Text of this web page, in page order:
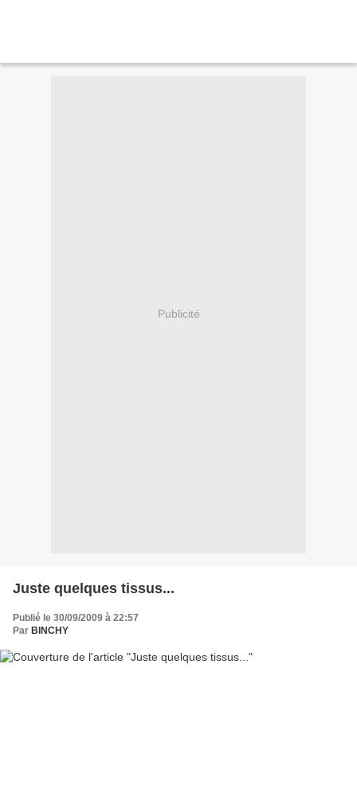
Publicité
Juste quelques tissus...
Publié le 30/09/2009 à 22:57
Par BINCHY